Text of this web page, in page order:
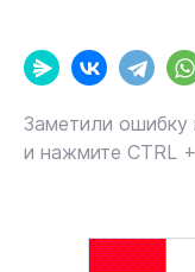
Заметили
и нажмите CTRL